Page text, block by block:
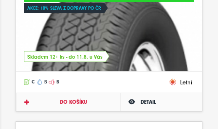
AKCE: 10% SLEVA Z DOPRAVY PO ČR
Skladem 12+ ks - do 11.8. u Vás
C B B Letní
DO KOŠÍKU DETAIL